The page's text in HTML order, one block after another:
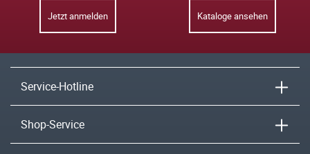
Jetzt anmelden Kataloge ansehen
Service-Hotline
Shop-Service